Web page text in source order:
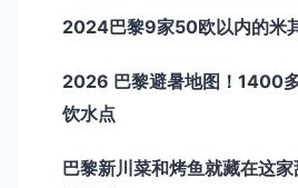
2024巴黎9家50欧以内的米
2026 巴黎避暑地图！1400
饮水点
巴黎新川菜和烤鱼就藏在这